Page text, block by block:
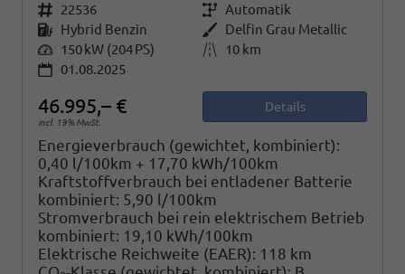
Fahrzeugnr. 22536 Getriebe Automatik
Kraftstoff Hybrid Benzin Außenfarbe Delfin Grau Metallic
Leistung 150 kW (204 PS) Kilometerstand
10 km
01.08.2025
46.995,– €
incl. 19% MwSt.
Details
Energieverbrauch (gewichtet, kombiniert):
0,40 l/100km + 17,70 kWh/100km
Kraftstoffverbrauch bei entladener Batterie
kombiniert: 5,90 l/100km
Stromverbrauch bei rein elektrischem Betrieb
kombiniert: 19,10 kWh/100km
Elektrische Reichweite (EAER): 118 km